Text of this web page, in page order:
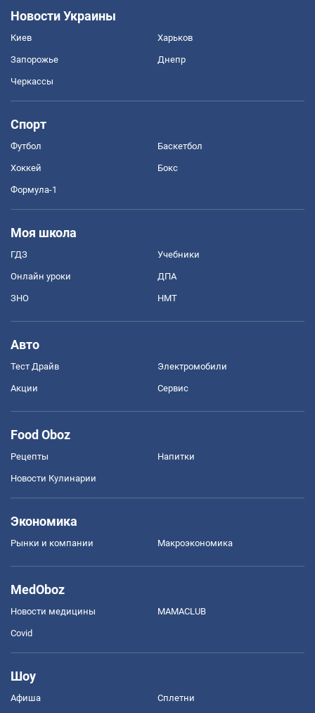
Новости Украины
Киев Харьков
Запорожье Днепр
Черкассы
Спорт
Футбол Баскетбол
Хоккей Бокс
Формула-1
Моя школа
ГДЗ Учебники
Онлайн уроки ДПА
ЗНО НМТ
Авто
Тест Драйв Электромобили
Акции Сервис
Food Oboz
Рецепты Напитки
Новости Кулинарии
Экономика
Рынки и компании Mакроэкономика
MedOboz
Новости медицины MAMACLUB
Covid
Шоу
Афиша Сплетни